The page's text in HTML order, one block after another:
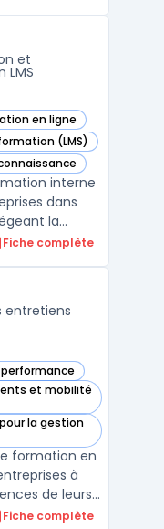
sessions de
et
LMS
en ligne
(LMS)
interne
dans
la
animation
pédagogique et intégration des ...
Fiche complète
entretiens
et mobilité
pour la gestion
formation en
à
de leurs
et
Fiche complète